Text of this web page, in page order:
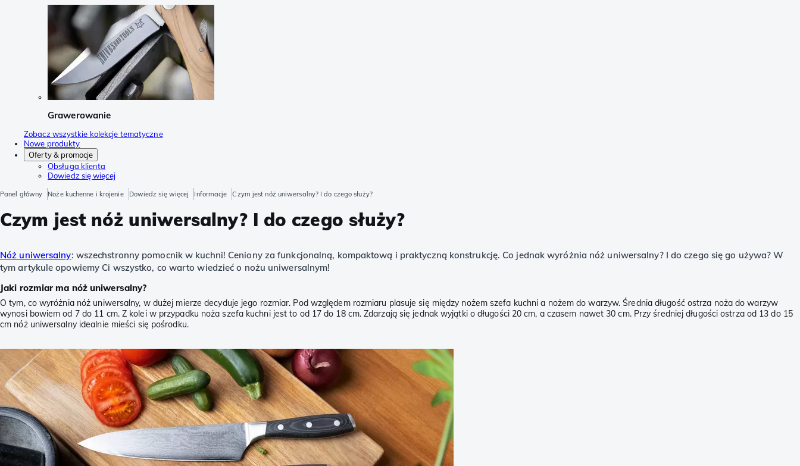
Grawerowanie
Zobacz wszystkie kolekcje tematyczne
Nowe produkty
Oferty & promocje
Obsługa klienta
Dowiedz się więcej
Panel główny Noże kuchenne i krojenie Dowiedz się więcej Informacje Czym jest nóż uniwersalny? I do czego służy?
Czym jest nóż uniwersalny? I do czego służy?
Nóż uniwersalny: wszechstronny pomocnik w kuchni! Ceniony za funkcjonalną, kompaktową i praktyczną konstrukcję. Co jednak wyróżnia nóż uniwersalny? I do czego się go używa? W
tym artykule opowiemy Ci wszystko, co warto wiedzieć o nożu uniwersalnym!
Jaki rozmiar ma nóż uniwersalny?
O tym, co wyróżnia nóż uniwersalny, w dużej mierze decyduje jego rozmiar. Pod względem rozmiaru plasuje się między nożem szefa kuchni a nożem do warzyw. Średnia długość ostrza noża do warzyw
wynosi bowiem od 7 do 11 cm. Z kolei w przypadku noża szefa kuchni jest to od 17 do 18 cm. Zdarzają się jednak wyjątki o długości 20 cm, a czasem nawet 30 cm. Przy średniej długości ostrza od 13 do 15
cm nóż uniwersalny idealnie mieści się pośrodku.